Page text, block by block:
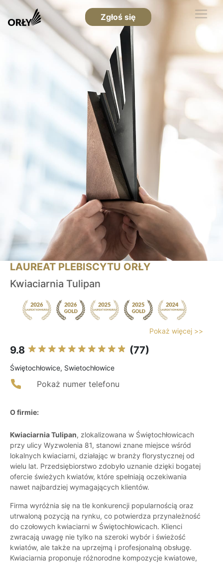
Zgłoś się
LAUREAT PLEBISCYTU ORŁY
Kwiaciarnia Tulipan
Pokaż więcej >>
9.8 (77)
Świętochłowice, Swietochłowice
Pokaż numer telefonu
O firmie:
Kwiaciarnia Tulipan, zlokalizowana w Świętochłowicach
przy ulicy Wyzwolenia 81, stanowi znane miejsce wśród
lokalnych kwiaciarni, działając w branży florystycznej od
wielu lat. Przedsiębiorstwo zdobyło uznanie dzięki bogatej
ofercie świeżych kwiatów, które spełniają oczekiwania
nawet najbardziej wymagających klientów.
Firma wyróżnia się na tle konkurencji popularnością oraz
utrwaloną pozycją na rynku, co potwierdza przynależność
do czołowych kwiaciarni w Świętochłowicach. Klienci
zwracają uwagę nie tylko na szeroki wybór i świeżość
kwiatów, ale także na uprzejmą i profesjonalną obsługę.
Kwiaciarnia proponuje różnorodne kompozycje kwiatowe,